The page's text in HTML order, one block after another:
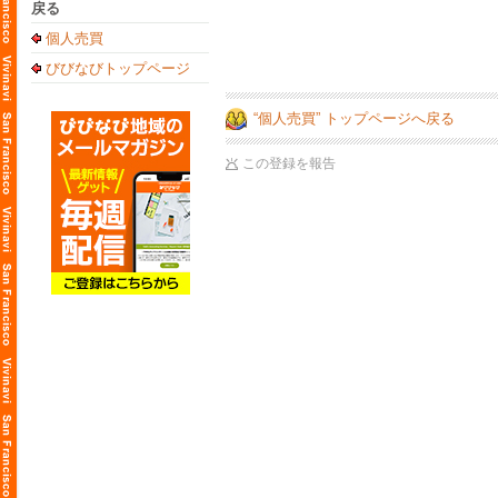
戻る
個人売買
びびなびトップページ
“個人売買” トップページへ戻る
この登録を報告